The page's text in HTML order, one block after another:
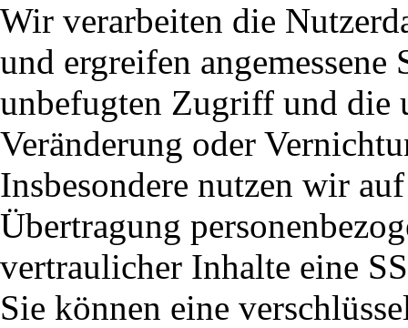
Wir verarbeiten die
und ergreifen
unbefugten Zugriff und die
Veränderung oder
Insbesondere nutzen wir
Übertragung
vertraulicher Inhalte eine
Sie können eine